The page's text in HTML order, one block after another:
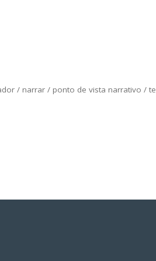
/ narrar / ponto de vista narrativo /